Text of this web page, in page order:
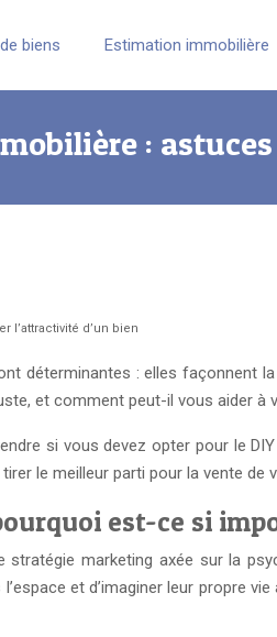
biens Estimation immobilière
:
l’attractivité d’un bien
déterminantes : elles
et comment peut-il vous aider à
si vous devez opter pour le
le meilleur parti pour la vente de
est-ce si
marketing axée sur la
et d’imaginer leur propre